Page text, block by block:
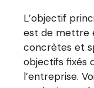
L’objectif
est de mettre
concrètes et
objectifs fixés
l’entreprise.